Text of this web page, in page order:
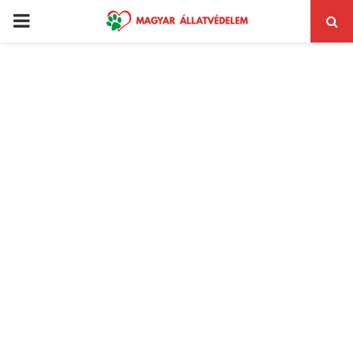
PRIMARY